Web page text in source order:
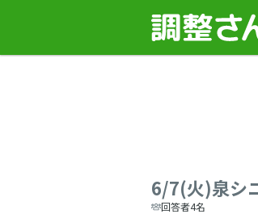
6/7(火)泉シ
回答者4名